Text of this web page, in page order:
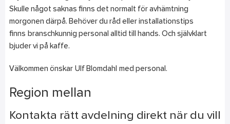
Skulle något saknas finns det normalt för avhämtning
morgonen därpå. Behöver du råd eller installationstips
finns branschkunnig personal alltid till hands. Och självklart
bjuder vi på kaffe.
Välkommen önskar Ulf Blomdahl med personal.
Region mellan
Kontakta rätt avdelning direkt när du vill